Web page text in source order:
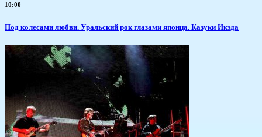
10:00
Под колесами любви. Уральский рок глазами японца. Казуки Икэда